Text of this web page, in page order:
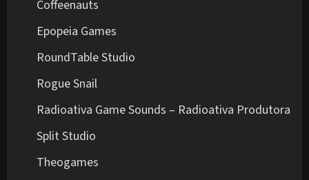
Coffeenauts
Epopeia Games
RoundTable Studio
Rogue Snail
Radioativa Game Sounds – Radioativa Produtora
Split Studio
Theogames